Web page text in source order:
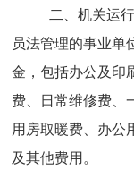
二、机关运
员法管理的事业单
金，包括办公及印
费、日常维修费、
用房取暖费、办公
及其他费用。